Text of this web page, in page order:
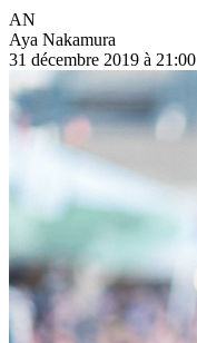
AN
Aya Nakamura
31 décembre 2019 à 21:00